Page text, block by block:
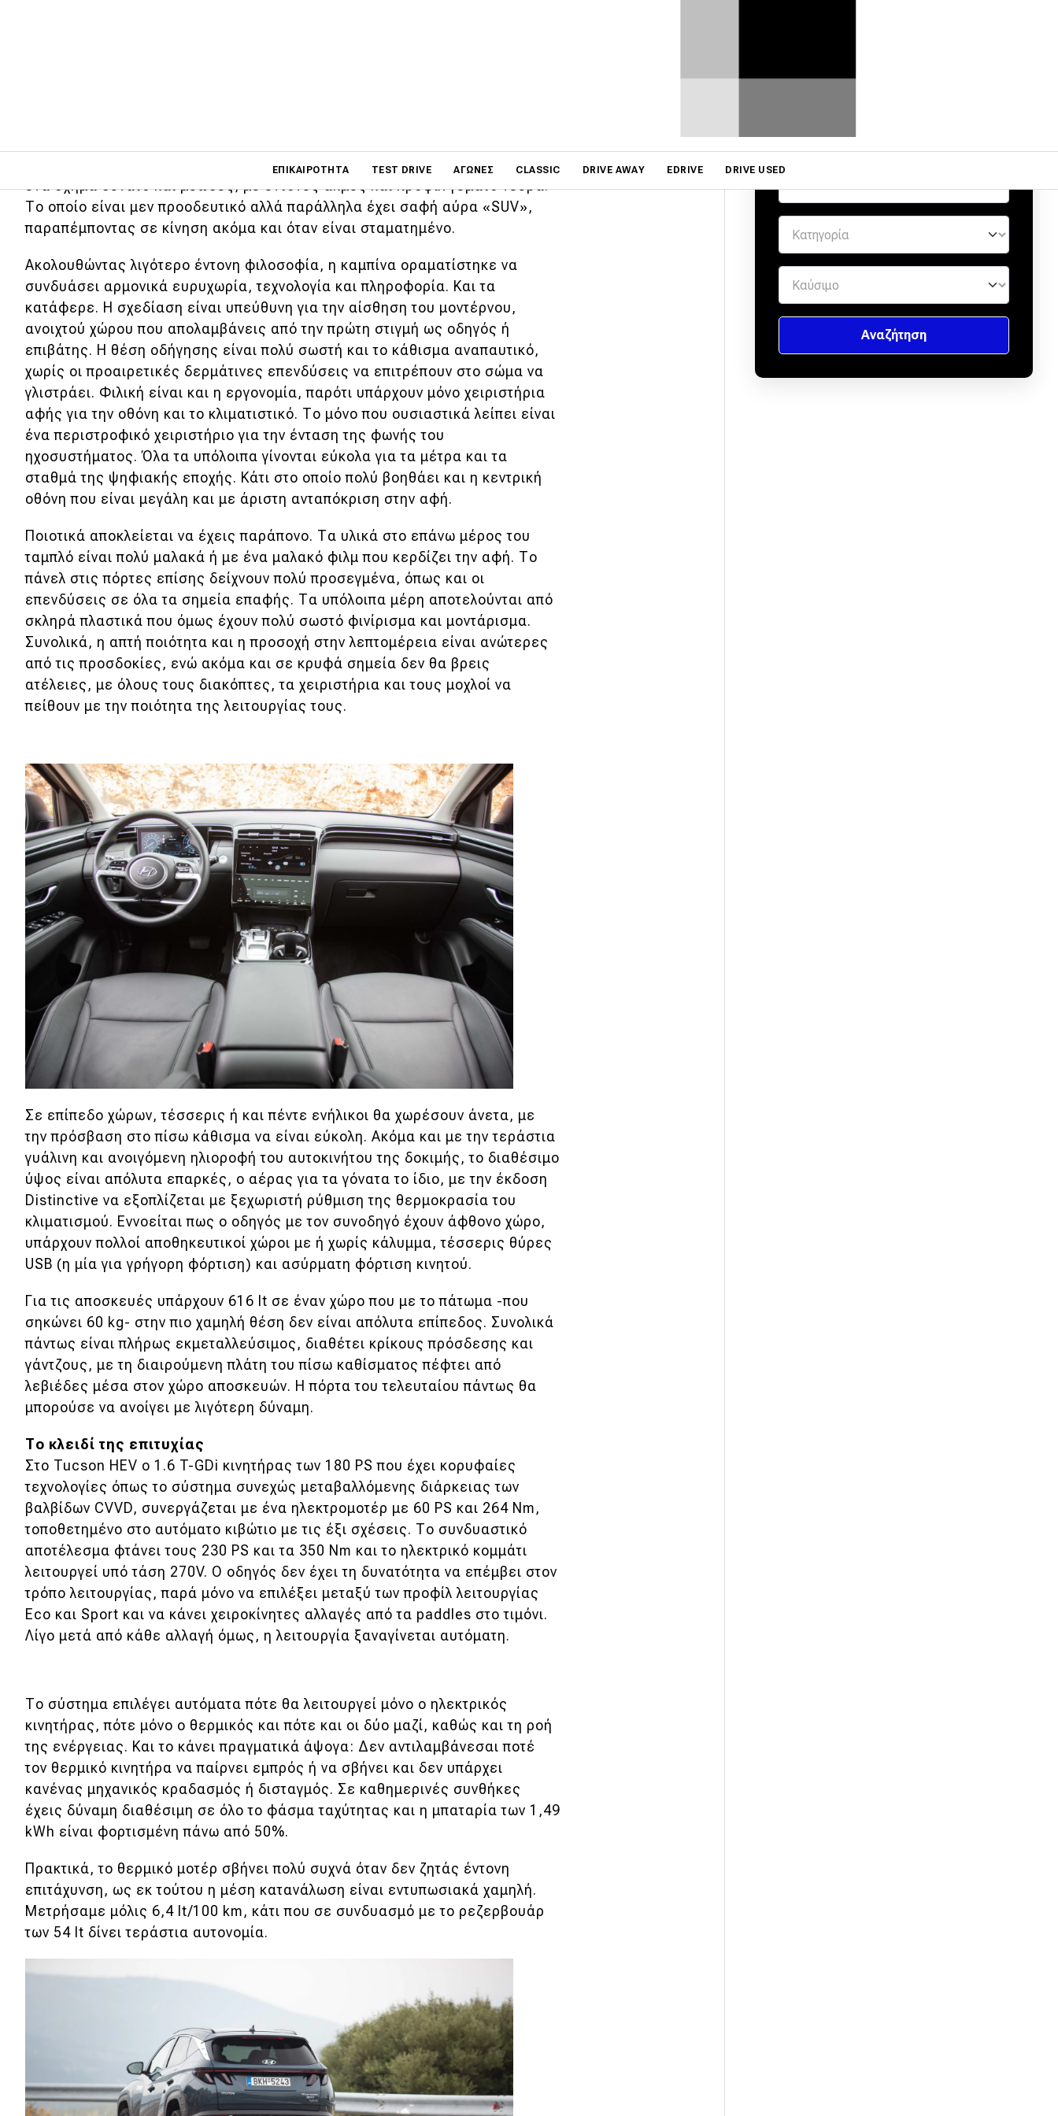
ΕΠΙΚΑΙΡΌΤΗΤΑ TEST DRIVE ΑΓΏΝΕΣ CLASSIC DRIVE AWAY EDRIVE DRIVE USED
Main navigation
Νέα μοντέλα
Πρωτότυπα
Ελλάδα
Κόσμος
Τεχνολογία
Ασφάλεια
Αγορά
Απόψεις
Test Drive
Δοκιμή
Αποστολή
Συγκρίνουμε
Αγώνες
WRC
Motorsport
Eco
Νέα
Τεχνολογία
Mobility
Σταθμοί φόρτισης
Classic
Νέα
Παρουσιάσεις
DRIVE Away
MOTO
Μεταχειρισμένο
Συμβουλές
Χρηστικά
Συμβουλές
ΚΤΕΟ
Οδική βοήθεια
eDRIVE
DRIVE USED
καμία άλλη διαφορά σε σχέση με τις «απλές» εκδόσεις. Μιλάμε δηλαδή για
ένα σχήμα δυνατό και μυώδες, με έντονες ακμές και προφίλ γεμάτο νεύρα.
Το οποίο είναι μεν προοδευτικό αλλά παράλληλα έχει σαφή αύρα «SUV»,
παραπέμποντας σε κίνηση ακόμα και όταν είναι σταματημένο.
Ακολουθώντας λιγότερο έντονη φιλοσοφία, η καμπίνα οραματίστηκε να
συνδυάσει αρμονικά ευρυχωρία, τεχνολογία και πληροφορία. Και τα
κατάφερε. Η σχεδίαση είναι υπεύθυνη για την αίσθηση του μοντέρνου,
ανοιχτού χώρου που απολαμβάνεις από την πρώτη στιγμή ως οδηγός ή
επιβάτης. Η θέση οδήγησης είναι πολύ σωστή και το κάθισμα αναπαυτικό,
χωρίς οι προαιρετικές δερμάτινες επενδύσεις να επιτρέπουν στο σώμα να
γλιστράει. Φιλική είναι και η εργονομία, παρότι υπάρχουν μόνο χειριστήρια
αφής για την οθόνη και το κλιματιστικό. Το μόνο που ουσιαστικά λείπει είναι
ένα περιστροφικό χειριστήριο για την ένταση της φωνής του
ηχοσυστήματος. Όλα τα υπόλοιπα γίνονται εύκολα για τα μέτρα και τα
σταθμά της ψηφιακής εποχής. Κάτι στο οποίο πολύ βοηθάει και η κεντρική
οθόνη που είναι μεγάλη και με άριστη ανταπόκριση στην αφή.
Ποιοτικά αποκλείεται να έχεις παράπονο. Τα υλικά στο επάνω μέρος του
ταμπλό είναι πολύ μαλακά ή με ένα μαλακό φιλμ που κερδίζει την αφή. Το
πάνελ στις πόρτες επίσης δείχνουν πολύ προσεγμένα, όπως και οι
επενδύσεις σε όλα τα σημεία επαφής. Τα υπόλοιπα μέρη αποτελούνται από
σκληρά πλαστικά που όμως έχουν πολύ σωστό φινίρισμα και μοντάρισμα.
Συνολικά, η απτή ποιότητα και η προσοχή στην λεπτομέρεια είναι ανώτερες
από τις προσδοκίες, ενώ ακόμα και σε κρυφά σημεία δεν θα βρεις
ατέλειες, με όλους τους διακόπτες, τα χειριστήρια και τους μοχλοί να
πείθουν με την ποιότητα της λειτουργίας τους.
Σε επίπεδο χώρων, τέσσερις ή και πέντε ενήλικοι θα χωρέσουν άνετα, με
την πρόσβαση στο πίσω κάθισμα να είναι εύκολη. Ακόμα και με την τεράστια
γυάλινη και ανοιγόμενη ηλιοροφή του αυτοκινήτου της δοκιμής, το διαθέσιμο
ύψος είναι απόλυτα επαρκές, ο αέρας για τα γόνατα το ίδιο, με την έκδοση
Distinctive να εξοπλίζεται με ξεχωριστή ρύθμιση της θερμοκρασία του
κλιματισμού. Εννοείται πως ο οδηγός με τον συνοδηγό έχουν άφθονο χώρο,
υπάρχουν πολλοί αποθηκευτικοί χώροι με ή χωρίς κάλυμμα, τέσσερις θύρες
USB (η μία για γρήγορη φόρτιση) και ασύρματη φόρτιση κινητού.
Για τις αποσκευές υπάρχουν 616 lt σε έναν χώρο που με το πάτωμα -που
σηκώνει 60 kg- στην πιο χαμηλή θέση δεν είναι απόλυτα επίπεδος. Συνολικά
πάντως είναι πλήρως εκμεταλλεύσιμος, διαθέτει κρίκους πρόσδεσης και
γάντζους, με τη διαιρούμενη πλάτη του πίσω καθίσματος πέφτει από
λεβιέδες μέσα στον χώρο αποσκευών. Η πόρτα του τελευταίου πάντως θα
μπορούσε να ανοίγει με λιγότερη δύναμη.
Το κλειδί της επιτυχίας
Στο Tucson HEV ο 1.6 T-GDi κινητήρας των 180 PS που έχει κορυφαίες
τεχνολογίες όπως το σύστημα συνεχώς μεταβαλλόμενης διάρκειας των
βαλβίδων CVVD, συνεργάζεται με ένα ηλεκτρομοτέρ με 60 PS και 264 Nm,
τοποθετημένο στο αυτόματο κιβώτιο με τις έξι σχέσεις. Το συνδυαστικό
αποτέλεσμα φτάνει τους 230 PS και τα 350 Nm και το ηλεκτρικό κομμάτι
λειτουργεί υπό τάση 270V. Ο οδηγός δεν έχει τη δυνατότητα να επέμβει στον
τρόπο λειτουργίας, παρά μόνο να επιλέξει μεταξύ των προφίλ λειτουργίας
Eco και Sport και να κάνει χειροκίνητες αλλαγές από τα paddles στο τιμόνι.
Λίγο μετά από κάθε αλλαγή όμως, η λειτουργία ξαναγίνεται αυτόματη.
Το σύστημα επιλέγει αυτόματα πότε θα λειτουργεί μόνο ο ηλεκτρικός
κινητήρας, πότε μόνο ο θερμικός και πότε και οι δύο μαζί, καθώς και τη ροή
της ενέργειας. Και το κάνει πραγματικά άψογα: Δεν αντιλαμβάνεσαι ποτέ
τον θερμικό κινητήρα να παίρνει εμπρός ή να σβήνει και δεν υπάρχει
κανένας μηχανικός κραδασμός ή δισταγμός. Σε καθημερινές συνθήκες
έχεις δύναμη διαθέσιμη σε όλο το φάσμα ταχύτητας και η μπαταρία των 1,49
kWh είναι φορτισμένη πάνω από 50%.
Πρακτικά, το θερμικό μοτέρ σβήνει πολύ συχνά όταν δεν ζητάς έντονη
επιτάχυνση, ως εκ τούτου η μέση κατανάλωση είναι εντυπωσιακά χαμηλή.
Μετρήσαμε μόλις 6,4 lt/100 km, κάτι που σε συνδυασμό με το ρεζερβουάρ
των 54 lt δίνει τεράστια αυτονομία.